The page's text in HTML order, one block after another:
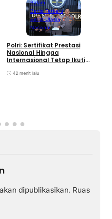
Batam
Berita Terbaru
Berita Utama
Nasional
Polri: Sertifikat Prestasi
Nasional Hingga
Internasional Tetap Ikuti
Polri42 menit lalu
dipublikasikan. Ruas